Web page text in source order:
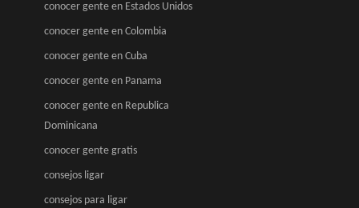
conocer gente en Estados Unidos
conocer gente en Colombia
conocer gente en Cuba
conocer gente en Panama
conocer gente en Republica
Dominicana
conocer gente gratis
consejos ligar
consejos para ligar